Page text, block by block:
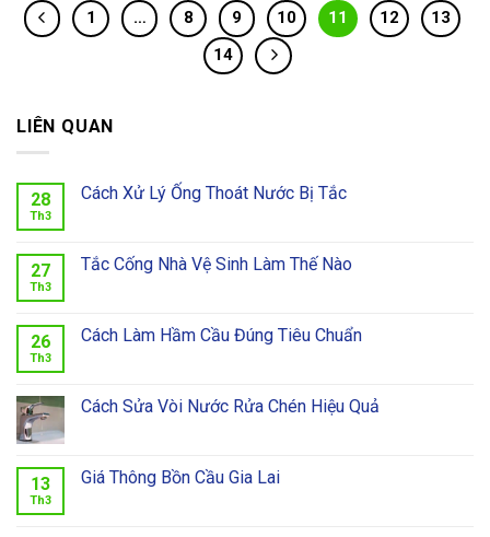
1 … 8 9 10 11 12
13
14
LIÊN QUAN
28
Th3
Cách Xử Lý Ống Thoát Nước Bị Tắc
27
Th3
Tắc Cống Nhà Vệ Sinh Làm Thế Nào
26
Th3
Cách Làm Hầm Cầu Đúng Tiêu Chuẩn
Cách Sửa Vòi Nước Rửa Chén Hiệu Quả
13
Th3
Giá Thông Bồn Cầu Gia Lai